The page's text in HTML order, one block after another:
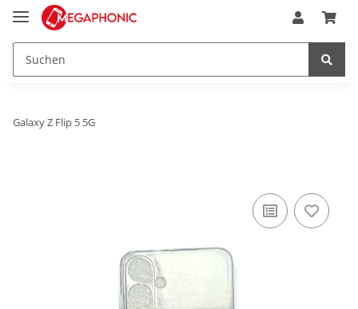
Galaxy Z Flip 5 5G